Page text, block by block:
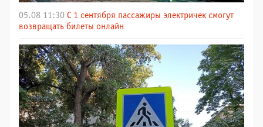
05.08 11:30 С 1 сентября пассажиры электричек смогут
возвращать билеты онлайн